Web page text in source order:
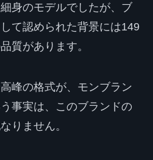
身のモデルでしたが、ブ
て認められた背景には149
質があります。
峰の格式が、モンブラン
事実は、このブランドの
りません。